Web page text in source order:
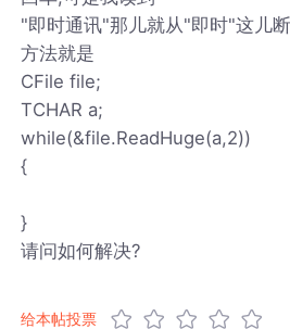
"即时通讯"那儿就从"即时"这儿
方法就是
CFile file;
TCHAR a;
while(&file.ReadHuge(a,2))
{
}
请问如何解决?
给本帖投票